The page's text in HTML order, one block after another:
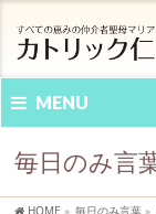
MENU
毎日のみ言
HOME » 毎日のみ言葉 »